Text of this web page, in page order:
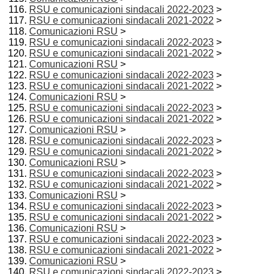
RSU e comunicazioni sindacali 2022-2023 >
RSU e comunicazioni sindacali 2021-2022 >
Comunicazioni RSU >
RSU e comunicazioni sindacali 2022-2023 >
RSU e comunicazioni sindacali 2021-2022 >
Comunicazioni RSU >
RSU e comunicazioni sindacali 2022-2023 >
RSU e comunicazioni sindacali 2021-2022 >
Comunicazioni RSU >
RSU e comunicazioni sindacali 2022-2023 >
RSU e comunicazioni sindacali 2021-2022 >
Comunicazioni RSU >
RSU e comunicazioni sindacali 2022-2023 >
RSU e comunicazioni sindacali 2021-2022 >
Comunicazioni RSU >
RSU e comunicazioni sindacali 2022-2023 >
RSU e comunicazioni sindacali 2021-2022 >
Comunicazioni RSU >
RSU e comunicazioni sindacali 2022-2023 >
RSU e comunicazioni sindacali 2021-2022 >
Comunicazioni RSU >
RSU e comunicazioni sindacali 2022-2023 >
RSU e comunicazioni sindacali 2021-2022 >
Comunicazioni RSU >